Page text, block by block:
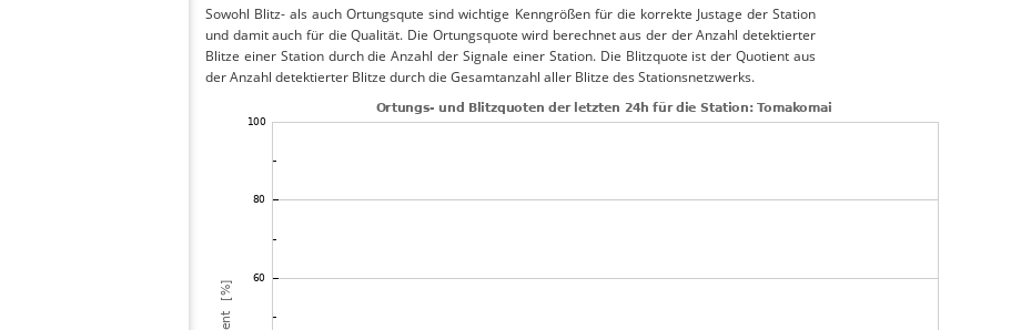
Sowohl Blitz- als auch Ortungsqute sind wichtige Kenngrößen für die korrekte Justage der Station
und damit auch für die Qualität. Die Ortungsquote wird berechnet aus der der Anzahl detektierter
Blitze einer Station durch die Anzahl der Signale einer Station. Die Blitzquote ist der Quotient aus
der Anzahl detektierter Blitze durch die Gesamtanzahl aller Blitze des Stationsnetzwerks.